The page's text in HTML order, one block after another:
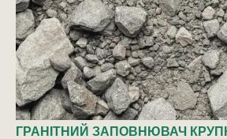
ГРАНІТНИЙ ЗАПОВНЮВАЧ